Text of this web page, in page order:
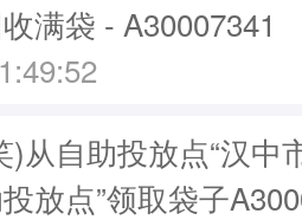
满袋 - A30007341
从自助投放点“汉中
放点”领取袋子